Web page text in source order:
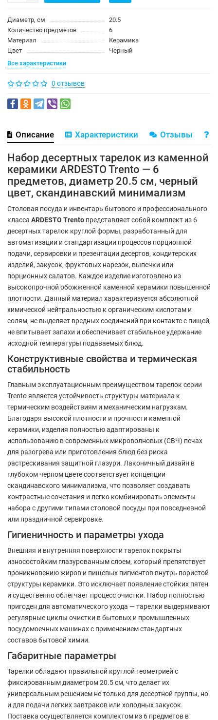
Диаметр, см
20.5
Количество предметов
6
Материал
Керамика
Цвет
Черный
Все характеристики
0 отзывов
Описание Характеристики Отзывы
Набор десертных тарелок из каменной
керамики ARDESTO Trento — 6
предметов, диаметр 20.5 см, черный
цвет, скандинавский минимализм
Столовая посуда и инвентарь бытового и профессионального
класса ARDESTO Trento представляет собой комплект из 6
десертных тарелок круглой формы, разработанный для
автоматизации и стандартизации процессов порционной
подачи, сервировки и презентации десертов, кондитерских
изделий, закусок, фруктовых нарезок, выпечки или
порционных салатов. Каждое изделие изготовлено из
высокопрочной обожженной каменной керамики повышенной
плотности. Данный материал характеризуется абсолютной
химической нейтральностью к органическим кислотам и
солям, не выделяет вредных соединений при контакте с пищей,
не впитывает запахи и обеспечивает стабильное удержание
исходной температуры подаваемых блюд.
Конструктивные свойства и термическая
стабильность
Главным эксплуатационным преимуществом тарелок серии
Trento является устойчивость структуры материала к
термическим воздействиям и механическим нагрузкам.
Благодаря высокой плотности и прочности каменной
керамики, изделия полностью адаптированы к
использованию в современных микроволновых (СВЧ) печах
для разогрева или приготовления блюд без риска
растрескивания защитной глазури. Лаконичный дизайн в
глубоком черном цвете соответствует концепции
скандинавского минимализма, что позволяет создавать
контрастные сочетания и легко комбинировать элементы
набора с другими типами столовой посуды при повседневной
или праздничной сервировке.
Гигиеничность и параметры ухода
Внешняя и внутренняя поверхности тарелок покрыты
износостойким глазурованным слоем, который препятствует
проникновению жиров и пищевых пигментов внутрь пористой
структуры керамики. Это исключает появление стойких пятен
и существенно облегчает процесс очистки. Набор полностью
пригоден для автоматического ухода — тарелки выдерживают
регулярные циклы очистки в бытовых и промышленных
посудомоечных машинах с применением стандартных
составов бытовой химии.
Габаритные параметры
Тарелки обладают правильной круглой геометрией с
фиксированным диаметром 20.5 см, что делает их
универсальным решением не только для десертной группы, но
и для подачи легких завтраков или холодных закусок.
Поставка осуществляется комплектом из 6 предметов в